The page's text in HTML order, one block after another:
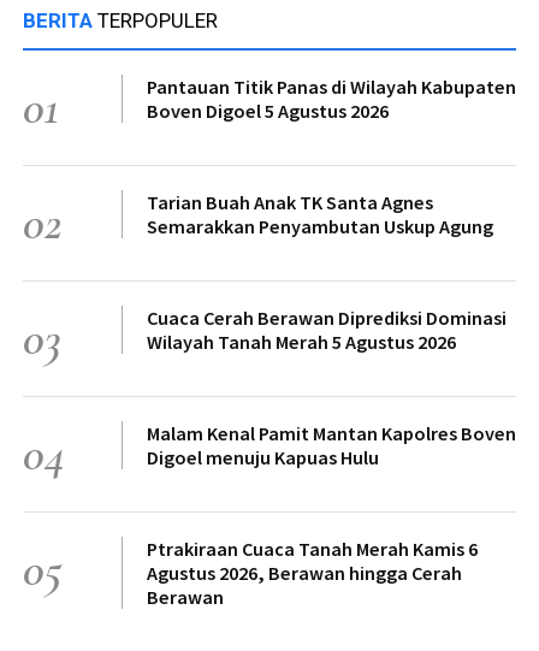
BERITA TERPOPULER
01
Pantauan Titik Panas di Wilayah Kabupaten
Boven Digoel 5 Agustus 2026
02
Tarian Buah Anak TK Santa Agnes
Semarakkan Penyambutan Uskup Agung
03
Cuaca Cerah Berawan Diprediksi Dominasi
Wilayah Tanah Merah 5 Agustus 2026
04
Malam Kenal Pamit Mantan Kapolres Boven
Digoel menuju Kapuas Hulu
05
Ptrakiraan Cuaca Tanah Merah Kamis 6
Agustus 2026, Berawan hingga Cerah
Berawan